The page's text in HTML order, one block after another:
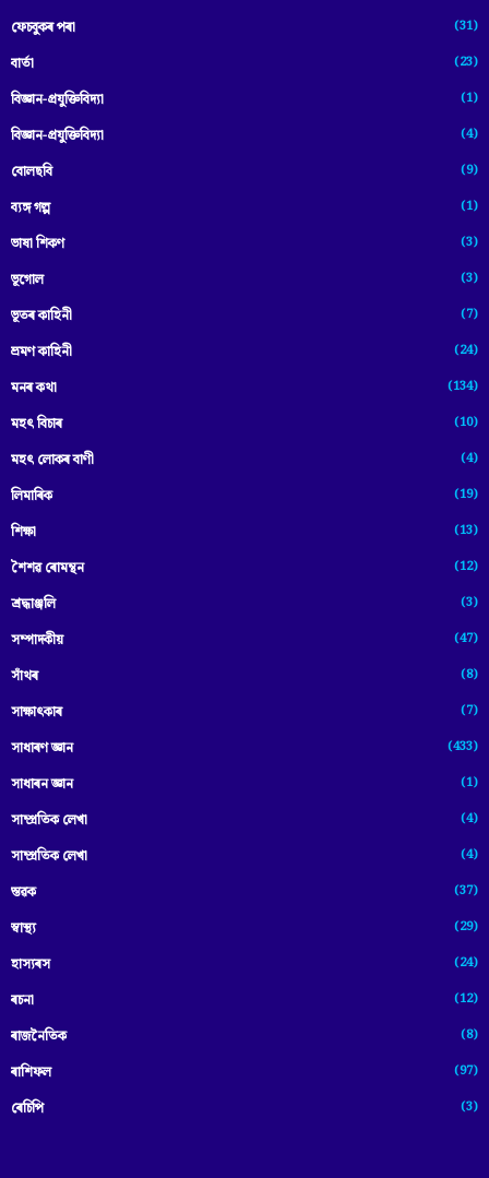
ফেচবুকৰ পৰা (31)
বাৰ্তা (23)
বিজ্ঞান-প্রযুক্তিবিদ্যা (1)
বিজ্ঞান-প্ৰযুক্তিবিদ্যা (4)
বোলছবি (9)
ব্যঙ্গ গল্প (1)
ভাষা শিকণ (3)
ভূগোল (3)
ভূতৰ কাহিনী (7)
ভ্ৰমণ কাহিনী (24)
মনৰ কথা (134)
মহৎ বিচাৰ (10)
মহৎ লোকৰ বাণী (4)
লিমাৰিক (19)
শিক্ষা (13)
শৈশৱ ৰোমন্থন (12)
শ্ৰদ্ধাঞ্জলি (3)
সম্পাদকীয় (47)
সাঁথৰ (8)
সাক্ষাৎকাৰ (7)
সাধাৰণ জ্ঞান (433)
সাধাৰন জ্ঞান (1)
সাম্প্রতিক লেখা (4)
সাম্প্ৰতিক লেখা (4)
স্তৱক (37)
স্বাস্থ্য (29)
হাস্যৰস (24)
ৰচনা (12)
ৰাজনৈতিক (8)
ৰাশিফল (97)
ৰেচিপি (3)